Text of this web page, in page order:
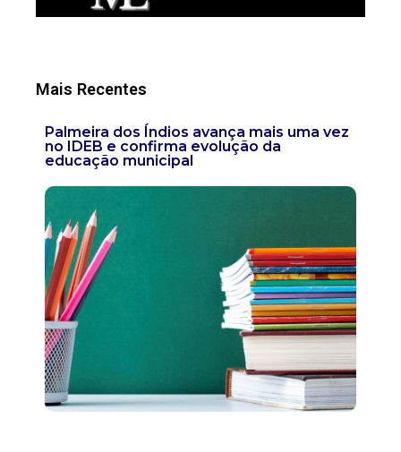
Mais Recentes
Palmeira dos Índios avança mais uma vez
no IDEB e confirma evolução da
educação municipal